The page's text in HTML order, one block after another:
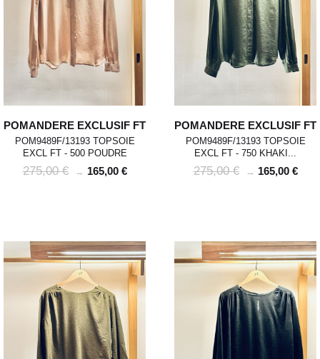
POMANDERE EXCLUSIF FT
POM9489F/13193 TOPSOIE
EXCL FT - 500 POUDRE
275,00 € → 165,00 €
POMANDERE EXCLUSIF FT
POM9489F/13193 TOPSOIE
EXCL FT - 750 KHAKI...
275,00 € → 165,00 €